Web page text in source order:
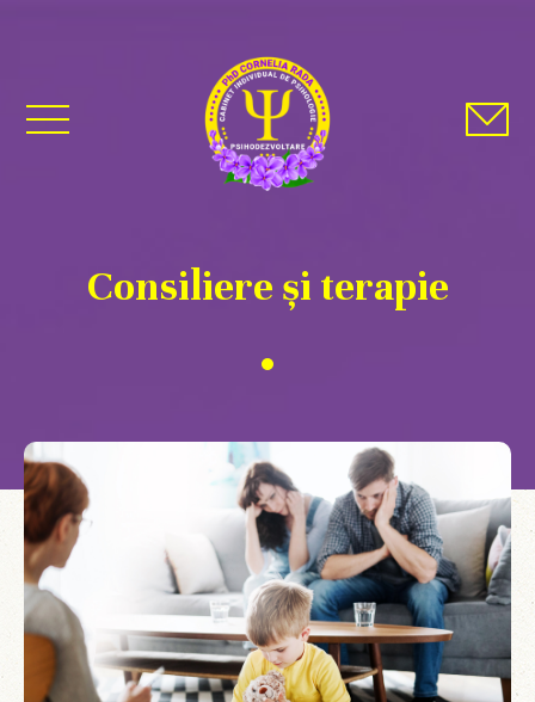
Consiliere și terapie
div class="col-ctr cen-B12 cen-L12 cen-M12 cen-S12">